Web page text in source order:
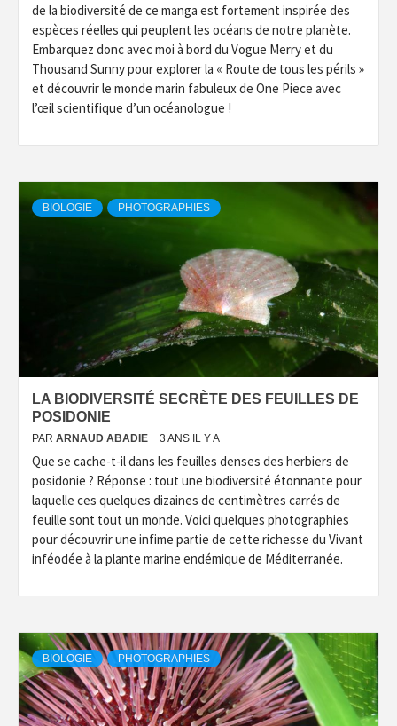
de la biodiversité de ce manga est fortement inspirée des
espèces réelles qui peuplent les océans de notre planète.
Embarquez donc avec moi à bord du Vogue Merry et du
Thousand Sunny pour explorer la « Route de tous les périls »
et découvrir le monde marin fabuleux de One Piece avec
l’œil scientifique d’un océanologue !
BIOLOGIE PHOTOGRAPHIES
LA BIODIVERSITÉ SECRÈTE DES FEUILLES DE
POSIDONIE
PAR ARNAUD ABADIE 3 ANS IL Y A
Que se cache-t-il dans les feuilles denses des herbiers de
posidonie ? Réponse : tout une biodiversité étonnante pour
laquelle ces quelques dizaines de centimètres carrés de
feuille sont tout un monde. Voici quelques photographies
pour découvrir une infime partie de cette richesse du Vivant
inféodée à la plante marine endémique de Méditerranée.
BIOLOGIE PHOTOGRAPHIES